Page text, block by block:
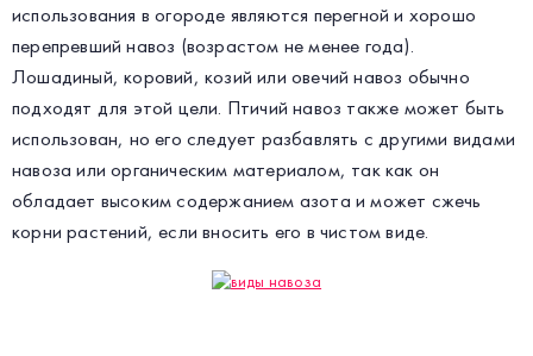
использования в огороде являются перегной и хорошо
перепревший навоз (возрастом не менее года).
Лошадиный, коровий, козий или овечий навоз обычно
подходят для этой цели. Птичий навоз также может быть
использован, но его следует разбавлять с другими видами
навоза или органическим материалом, так как он
обладает высоким содержанием азота и может сжечь
корни растений, если вносить его в чистом виде.